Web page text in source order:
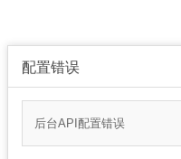
配置错误
后台API配置错误